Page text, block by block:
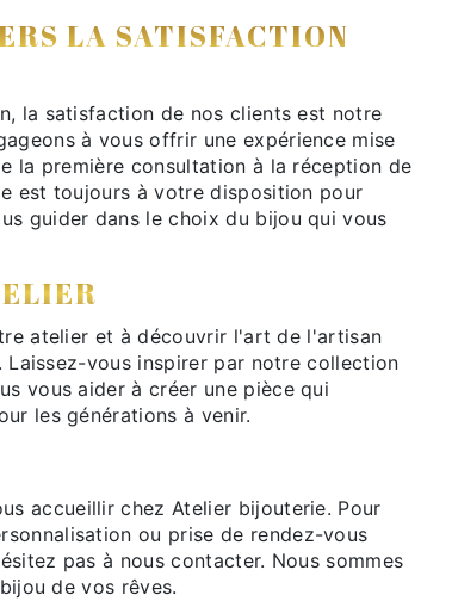
LA SATISFACTION
la satisfaction de nos clients est notre
à vous offrir une expérience mise
la première consultation à la réception de
est toujours à votre disposition pour
guider dans le choix du bijou qui vous
atelier et à découvrir l'art de l'artisan
vous inspirer par notre collection
vous aider à créer une pièce qui
les générations à venir.
accueillir chez Atelier bijouterie. Pour
ou prise de rendez-vous
pas à nous contacter. Nous sommes
de vos rêves.